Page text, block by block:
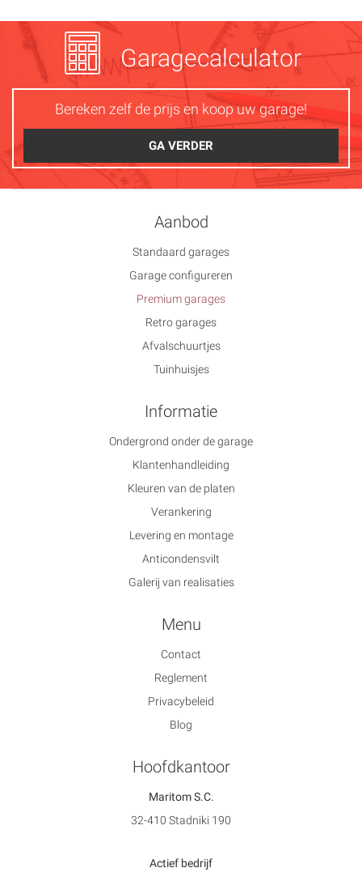
Garagecalculator
Bereken zelf de prijs en koop uw garage!
GA VERDER
Aanbod
Standaard garages
Garage configureren
Premium garages
Retro garages
Afvalschuurtjes
Tuinhuisjes
Informatie
Ondergrond onder de garage
Klantenhandleiding
Kleuren van de platen
Verankering
Levering en montage
Anticondensvilt
Galerij van realisaties
Menu
Contact
Reglement
Privacybeleid
Blog
Hoofdkantoor
Maritom S.C.
32-410 Stadniki 190
Actief bedrijf